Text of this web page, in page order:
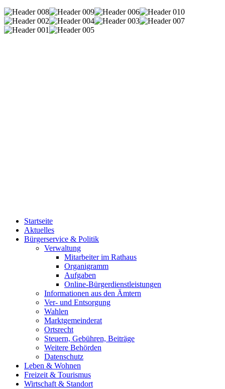
Startseite
Aktuelles
Bürgerservice & Politik
Verwaltung
Mitarbeiter im Rathaus
Organigramm
Aufgaben
Online-Bürgerdienstleistungen
Informationen aus den Ämtern
Ver- und Entsorgung
Wahlen
Marktgemeinderat
Ortsrecht
Steuern, Gebühren, Beiträge
Weitere Behörden
Datenschutz
Leben & Wohnen
Freizeit & Tourismus
Wirtschaft & Standort